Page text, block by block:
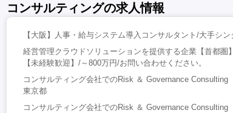
コンサルティングの求人情報
【大阪】人事・給与システム導入コンサルタント/大手シ
経営管理クラウドソリューションを提供する企業【首都
【未経験歓迎】/～800万円/お問い合わせください。
コンサルティング会社でのRisk ＆ Governance
東京都
コンサルティング会社でのRisk ＆ Governance